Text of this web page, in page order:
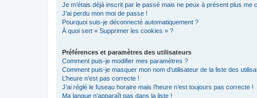
Je m’étais déjà inscrit par le passé mais ne peux à présent plus me
J’ai perdu mon mot de passe !
Pourquoi suis-je déconnecté automatiquement ?
À quoi sert « Supprimer les cookies » ?
Préférences et paramètres des utilisateurs
Comment puis-je modifier mes paramètres ?
Comment puis-je masquer mon nom d’utilisateur de la liste des
L’heure n’est pas correcte !
J’ai réglé le fuseau horaire mais l’heure n’est toujours pas correcte !
Ma langue n’apparaît pas dans la liste !